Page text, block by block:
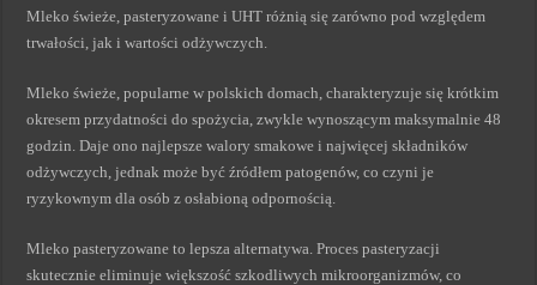
Mleko świeże, pasteryzowane i UHT różnią się zarówno pod względem
trwałości, jak i wartości odżywczych.
Mleko świeże, popularne w polskich domach, charakteryzuje się krótkim
okresem przydatności do spożycia, zwykle wynoszącym maksymalnie 48
godzin. Daje ono najlepsze walory smakowe i najwięcej składników
odżywczych, jednak może być źródłem patogenów, co czyni je
ryzykownym dla osób z osłabioną odpornością.
Mleko pasteryzowane to lepsza alternatywa. Proces pasteryzacji
skutecznie eliminuje większość szkodliwych mikroorganizmów, co